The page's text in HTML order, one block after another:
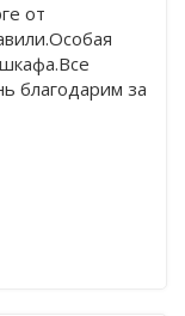
от
благодарим за